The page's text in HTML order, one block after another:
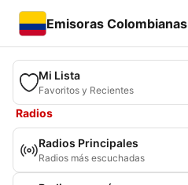
Emisoras Colombianas
Mi Lista
Favoritos y Recientes
Radios
Radios Principales
Radios más escuchadas